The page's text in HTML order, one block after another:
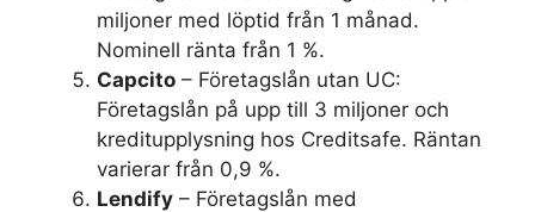
miljoner med löptid från 1 månad.
Nominell ränta från 1 %.
Capcito – Företagslån utan UC:
Företagslån på upp till 3 miljoner och
kreditupplysning hos Creditsafe. Räntan
varierar från 0,9 %.
Lendify – Företagslån med